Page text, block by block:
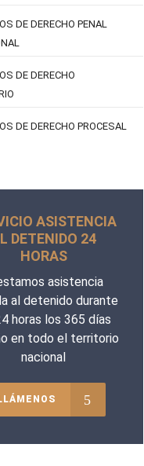
DE DERECHO PENAL
DE DERECHO
DE DERECHO PROCESAL
ASISTENCIA
DETENIDO 24
HORAS
asistencia
al detenido durante
horas los 365 días
en todo el territorio
nacional
LLÁMENOS